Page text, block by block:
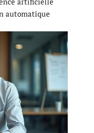
automatique